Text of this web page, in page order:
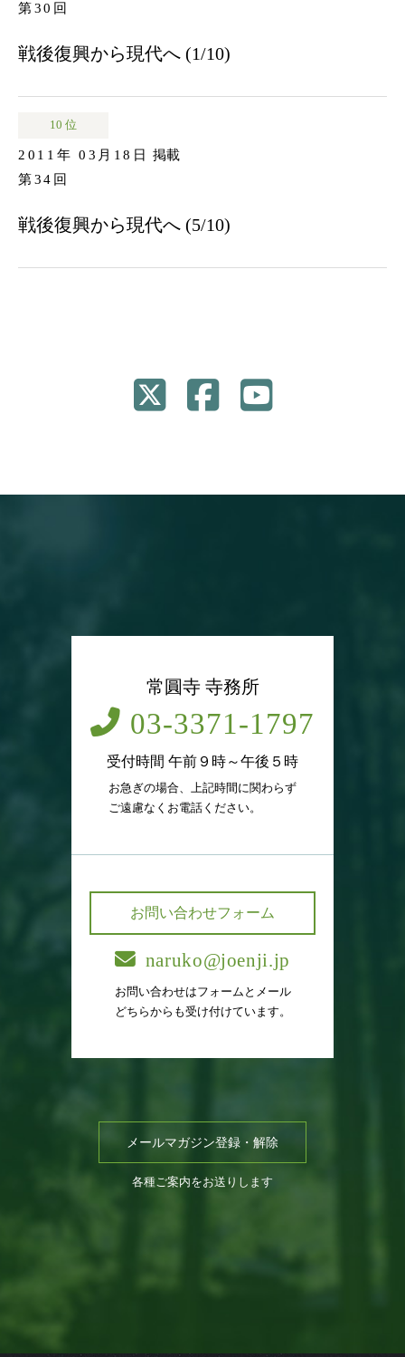
第30回
戦後復興から現代へ (1/10)
10 位
2011年 03月18日
掲載
第34回
戦後復興から現代へ (5/10)
常圓寺 寺務所
03-3371-1797
受付時間 午前９時～午後５時
お急ぎの場合、上記時間に関わらず
ご遠慮なくお電話ください。
お問い合わせフォーム
naruko@joenji.jp
お問い合わせはフォームとメール
どちらからも受け付けています。
メールマガジン登録・解除
各種ご案内をお送りします